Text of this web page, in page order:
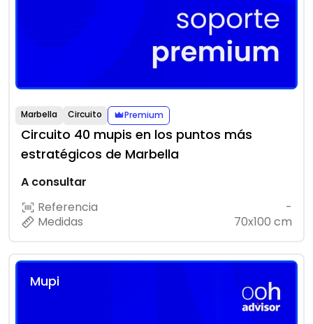
Marbella Circuito Premium
Circuito 40 mupis en los puntos más
estratégicos de Marbella
A consultar
Referencia
-
Medidas
70x100 cm
Mupi